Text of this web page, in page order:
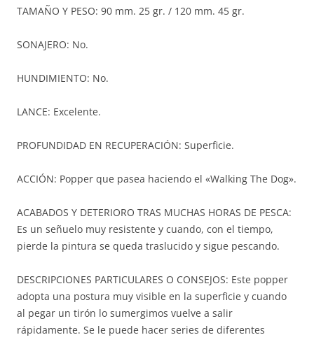
TAMAÑO Y PESO: 90 mm. 25 gr. / 120 mm. 45 gr.
SONAJERO: No.
HUNDIMIENTO: No.
LANCE: Excelente.
PROFUNDIDAD EN RECUPERACIÓN: Superficie.
ACCIÓN: Popper que pasea haciendo el «Walking The Dog».
ACABADOS Y DETERIORO TRAS MUCHAS HORAS DE PESCA:
Es un señuelo muy resistente y cuando, con el tiempo,
pierde la pintura se queda traslucido y sigue pescando.
DESCRIPCIONES PARTICULARES O CONSEJOS: Este popper
adopta una postura muy visible en la superficie y cuando
al pegar un tirón lo sumergimos vuelve a salir
rápidamente. Se le puede hacer series de diferentes